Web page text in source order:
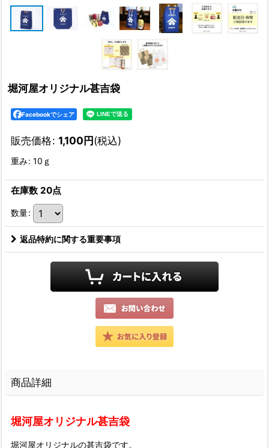
堀河屋オリジナル甚吉袋
Facebookでシェア
販売価格: 1,100円(税込)
重み: 10ｇ
在庫数 20点
数量:
返品特約に関する重要事項
商品詳細
堀河屋オリジナル甚吉袋
堀河屋オリジナルの甚吉袋です。